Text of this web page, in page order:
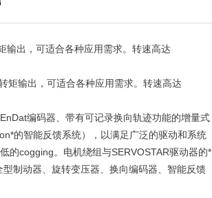
出，可适合各种应用需求。转速高达
输出，可适合各种应用需求。转速高达
编码器、带有可记录换向轨迹功能的增量式
的智能反馈系统），以满足广泛的驱动和系统
的cogging。电机绕组与SERVOSTAR驱动器的*
制动器、旋转变压器、换向编码器、智能反馈